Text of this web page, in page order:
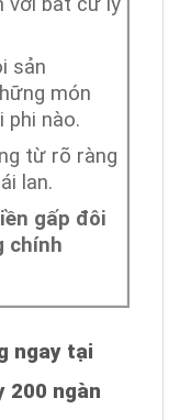
sản
món
phi nào.
từ rõ ràng
lan.
gấp đôi
chính
ngay tại
200 ngàn